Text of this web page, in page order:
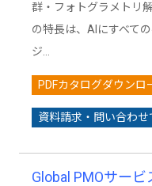
群・フォトグラメトリ
の特長は、AIにすべて
ジ…
PDFカタログダウンロ
資料請求・問い合わせ
Global PMOサービ